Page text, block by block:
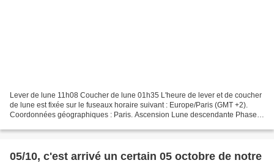
Lever de lune 11h08 Coucher de lune 01h35 L'heure de lever et de coucher
de lune est fixée sur le fuseaux horaire suivant : Europe/Paris (GMT +2).
Coordonnées géographiques : Paris. Ascension Lune descendante Phase
05/10, c'est arrivé un certain 05 octobre de notre